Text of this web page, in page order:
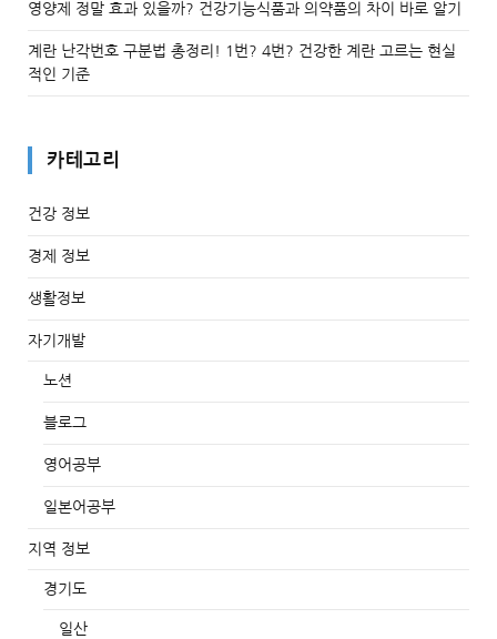
영양제 정말 효과 있을까? 건강기능식품과 의약품의 차이 바로 알기
계란 난각번호 구분법 총정리! 1번? 4번? 건강한 계란 고르는 현실
적인 기준
카테고리
건강 정보
경제 정보
생활정보
자기개발
노션
블로그
영어공부
일본어공부
지역 정보
경기도
일산